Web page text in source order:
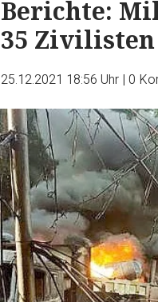
Berichte:
35 Zivilisten
25.12.2021 18:56 Uhr | 0